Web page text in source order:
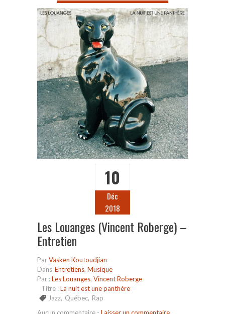
10
Déc
2018
Les Louanges (Vincent Roberge) –
Entretien
ParVasken Koutoudjian
Dans Entretiens, Musique
Par :Les Louanges, Vincent Roberge
Titre :La nuit est une panthère
Jazz, Québec, Rap